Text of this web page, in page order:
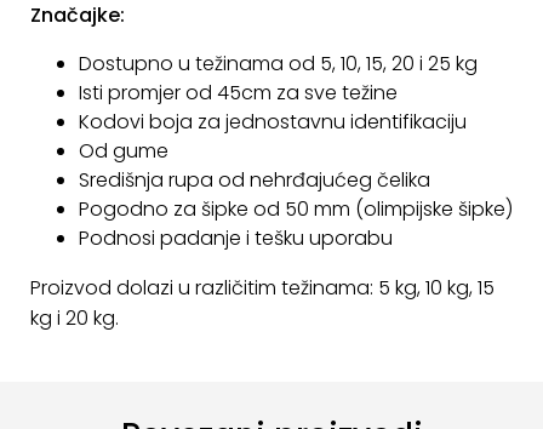
Pravila
kolačićima
Značajke:
Dostupno u težinama od 5, 10, 15, 20 i 25 kg
Isti promjer od 45cm za sve težine
Kodovi boja za jednostavnu identifikaciju
Od gume
Središnja rupa od nehrđajućeg čelika
Pogodno za šipke od 50 mm (olimpijske šipke)
Podnosi padanje i tešku uporabu
Proizvod dolazi u različitim težinama: 5 kg, 10 kg, 15
kg i 20 kg.